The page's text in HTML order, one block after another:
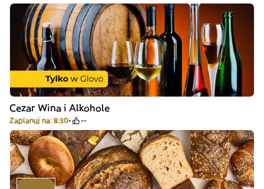
Cezar Wina i Alkohole
Zaplanuj na: 8:30 --